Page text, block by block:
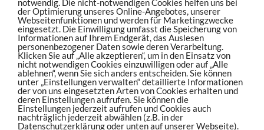
notwendig. Die nicht-notwendigen Cookies helfen uns bei
der Optimierung unseres Online-Angebotes, unserer
Webseitenfunktionen und werden für Marketingzwecke
eingesetzt. Die Einwilligung umfasst die Speicherung von
Informationen auf Ihrem Endgerät, das Auslesen
personenbezogener Daten sowie deren Verarbeitung.
Klicken Sie auf „Alle akzeptieren“, um in den Einsatz von
nicht notwendigen Cookies einzuwilligen oder auf „Alle
ablehnen“, wenn Sie sich anders entscheiden. Sie können
unter „Einstellungen verwalten“ detaillierte Informationen
der von uns eingesetzten Arten von Cookies erhalten und
deren Einstellungen aufrufen. Sie können die
Einstellungen jederzeit aufrufen und Cookies auch
nachträglich jederzeit abwählen (z.B. in der
Datenschutzerklärung oder unten auf unserer Webseite).